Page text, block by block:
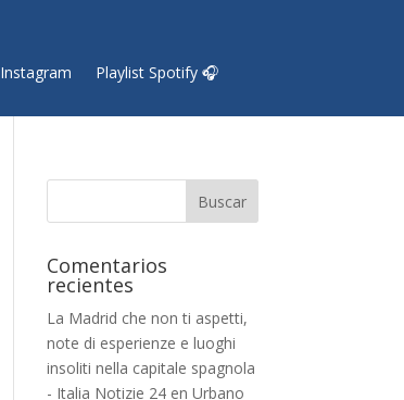
Instagram Playlist Spotify 🎧
Comentarios
recientes
La Madrid che non ti aspetti,
note di esperienze e luoghi
insoliti nella capitale spagnola
- Italia Notizie 24 enUrbano